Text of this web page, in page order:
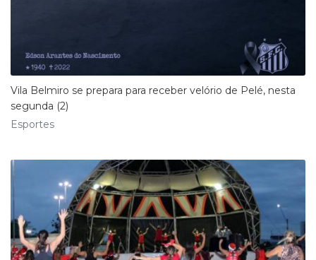
Vila Belmiro se prepara para receber velório de Pelé, nesta
segunda (2)
Esportes